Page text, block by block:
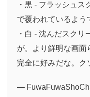
・黒 - フラッシュス
で覆われているよう
・白 - 沈んだスク
が。より鮮明な画面
完全に好みだな。ク
—